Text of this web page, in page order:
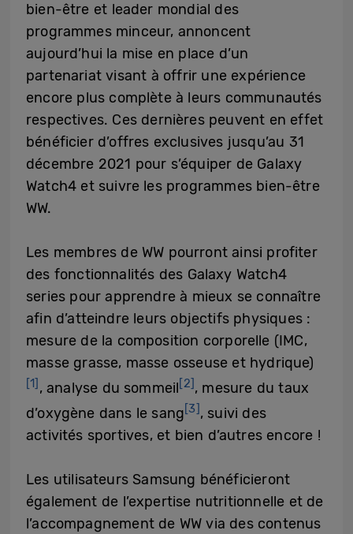
bien-être et leader mondial des
programmes minceur, annoncent
aujourd’hui la mise en place d’un
partenariat visant à offrir une expérience
encore plus complète à leurs communautés
respectives. Ces dernières peuvent en effet
bénéficier d’offres exclusives jusqu’au 31
décembre 2021 pour s’équiper de Galaxy
Watch4 et suivre les programmes bien-être
WW.
Les membres de WW pourront ainsi profiter
des fonctionnalités des Galaxy Watch4
series pour apprendre à mieux se connaître
afin d’atteindre leurs objectifs physiques :
mesure de la composition corporelle (IMC,
masse grasse, masse osseuse et hydrique)
[1] , analyse du sommeil[2], mesure du taux
d’oxygène dans le sang[3], suivi des
activités sportives, et bien d’autres encore !
Les utilisateurs Samsung bénéficieront
également de l’expertise nutritionnelle et de
l’accompagnement de WW via des contenus